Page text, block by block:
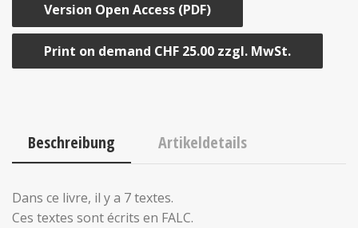
Version Open Access (PDF)
Print on demand CHF 25.00 zzgl. MwSt.
Beschreibung Artikeldetails
Dans ce livre, il y a 7 textes.
Ces textes sont écrits en FALC.